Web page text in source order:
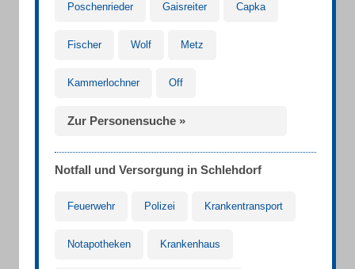
Poschenrieder Gaisreiter Capka
Fischer Wolf Metz
Kammerlochner Off
Zur Personensuche »
Notfall und Versorgung in Schlehdorf
Feuerwehr Polizei Krankentransport
Notapotheken Krankenhaus